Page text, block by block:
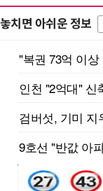
놓치면 아쉬운 정보